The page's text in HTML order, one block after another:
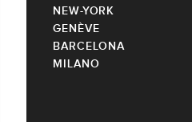
NEW-YORK
GENÈVE
BARCELONA
MILANO